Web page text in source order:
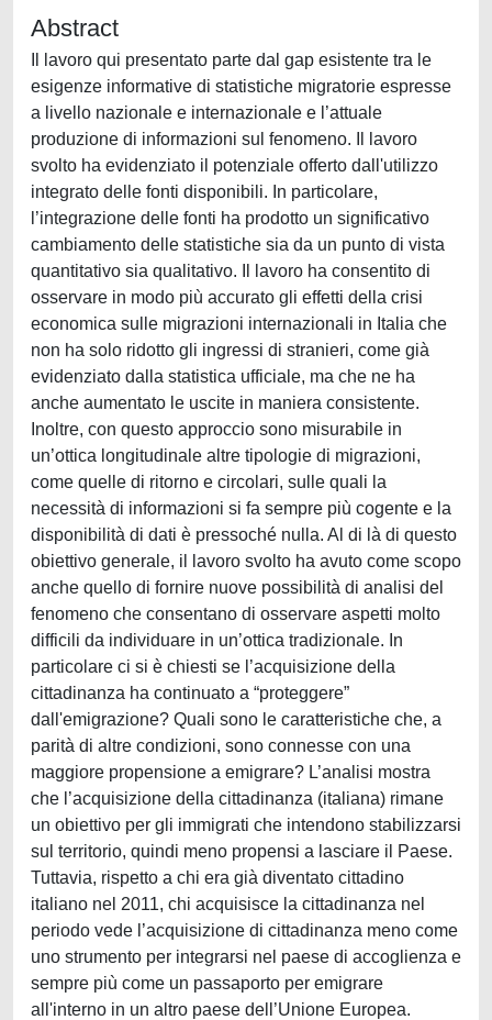
Abstract
Il lavoro qui presentato parte dal gap esistente tra le
esigenze informative di statistiche migratorie espresse
a livello nazionale e internazionale e l’attuale
produzione di informazioni sul fenomeno. Il lavoro
svolto ha evidenziato il potenziale offerto dall'utilizzo
integrato delle fonti disponibili. In particolare,
l’integrazione delle fonti ha prodotto un significativo
cambiamento delle statistiche sia da un punto di vista
quantitativo sia qualitativo. Il lavoro ha consentito di
osservare in modo più accurato gli effetti della crisi
economica sulle migrazioni internazionali in Italia che
non ha solo ridotto gli ingressi di stranieri, come già
evidenziato dalla statistica ufficiale, ma che ne ha
anche aumentato le uscite in maniera consistente.
Inoltre, con questo approccio sono misurabile in
un’ottica longitudinale altre tipologie di migrazioni,
come quelle di ritorno e circolari, sulle quali la
necessità di informazioni si fa sempre più cogente e la
disponibilità di dati è pressoché nulla. Al di là di questo
obiettivo generale, il lavoro svolto ha avuto come scopo
anche quello di fornire nuove possibilità di analisi del
fenomeno che consentano di osservare aspetti molto
difficili da individuare in un’ottica tradizionale. In
particolare ci si è chiesti se l’acquisizione della
cittadinanza ha continuato a “proteggere”
dall'emigrazione? Quali sono le caratteristiche che, a
parità di altre condizioni, sono connesse con una
maggiore propensione a emigrare? L’analisi mostra
che l’acquisizione della cittadinanza (italiana) rimane
un obiettivo per gli immigrati che intendono stabilizzarsi
sul territorio, quindi meno propensi a lasciare il Paese.
Tuttavia, rispetto a chi era già diventato cittadino
italiano nel 2011, chi acquisisce la cittadinanza nel
periodo vede l’acquisizione di cittadinanza meno come
uno strumento per integrarsi nel paese di accoglienza e
sempre più come un passaporto per emigrare
all'interno in un altro paese dell’Unione Europea.